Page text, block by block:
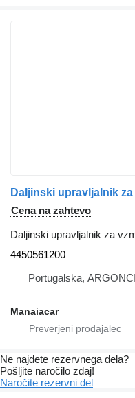
Cena na zahtevo
Daljinski upravljalnik za
4450561200
Portugalska,
Manaiacar
Ne najdete rezervnega dela?
Pošljite naročilo zdaj!
Naročite rezervni del